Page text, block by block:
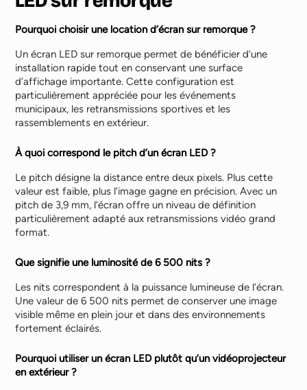
Pourquoi choisir une location d’écran sur remorque ?
Un écran LED sur remorque permet de bénéficier d’une
installation rapide tout en conservant une surface
d’affichage importante. Cette configuration est
particulièrement appréciée pour les événements
municipaux, les retransmissions sportives et les
rassemblements en extérieur.
À quoi correspond le pitch d’un écran LED ?
Le pitch désigne la distance entre deux pixels. Plus cette
valeur est faible, plus l’image gagne en précision. Avec un
pitch de 3,9 mm, l’écran offre un niveau de définition
particulièrement adapté aux retransmissions vidéo grand
format.
Que signifie une luminosité de 6 500 nits ?
Les nits correspondent à la puissance lumineuse de l’écran.
Une valeur de 6 500 nits permet de conserver une image
visible même en plein jour et dans des environnements
fortement éclairés.
Pourquoi utiliser un écran LED plutôt qu’un vidéoprojecteur
en extérieur ?